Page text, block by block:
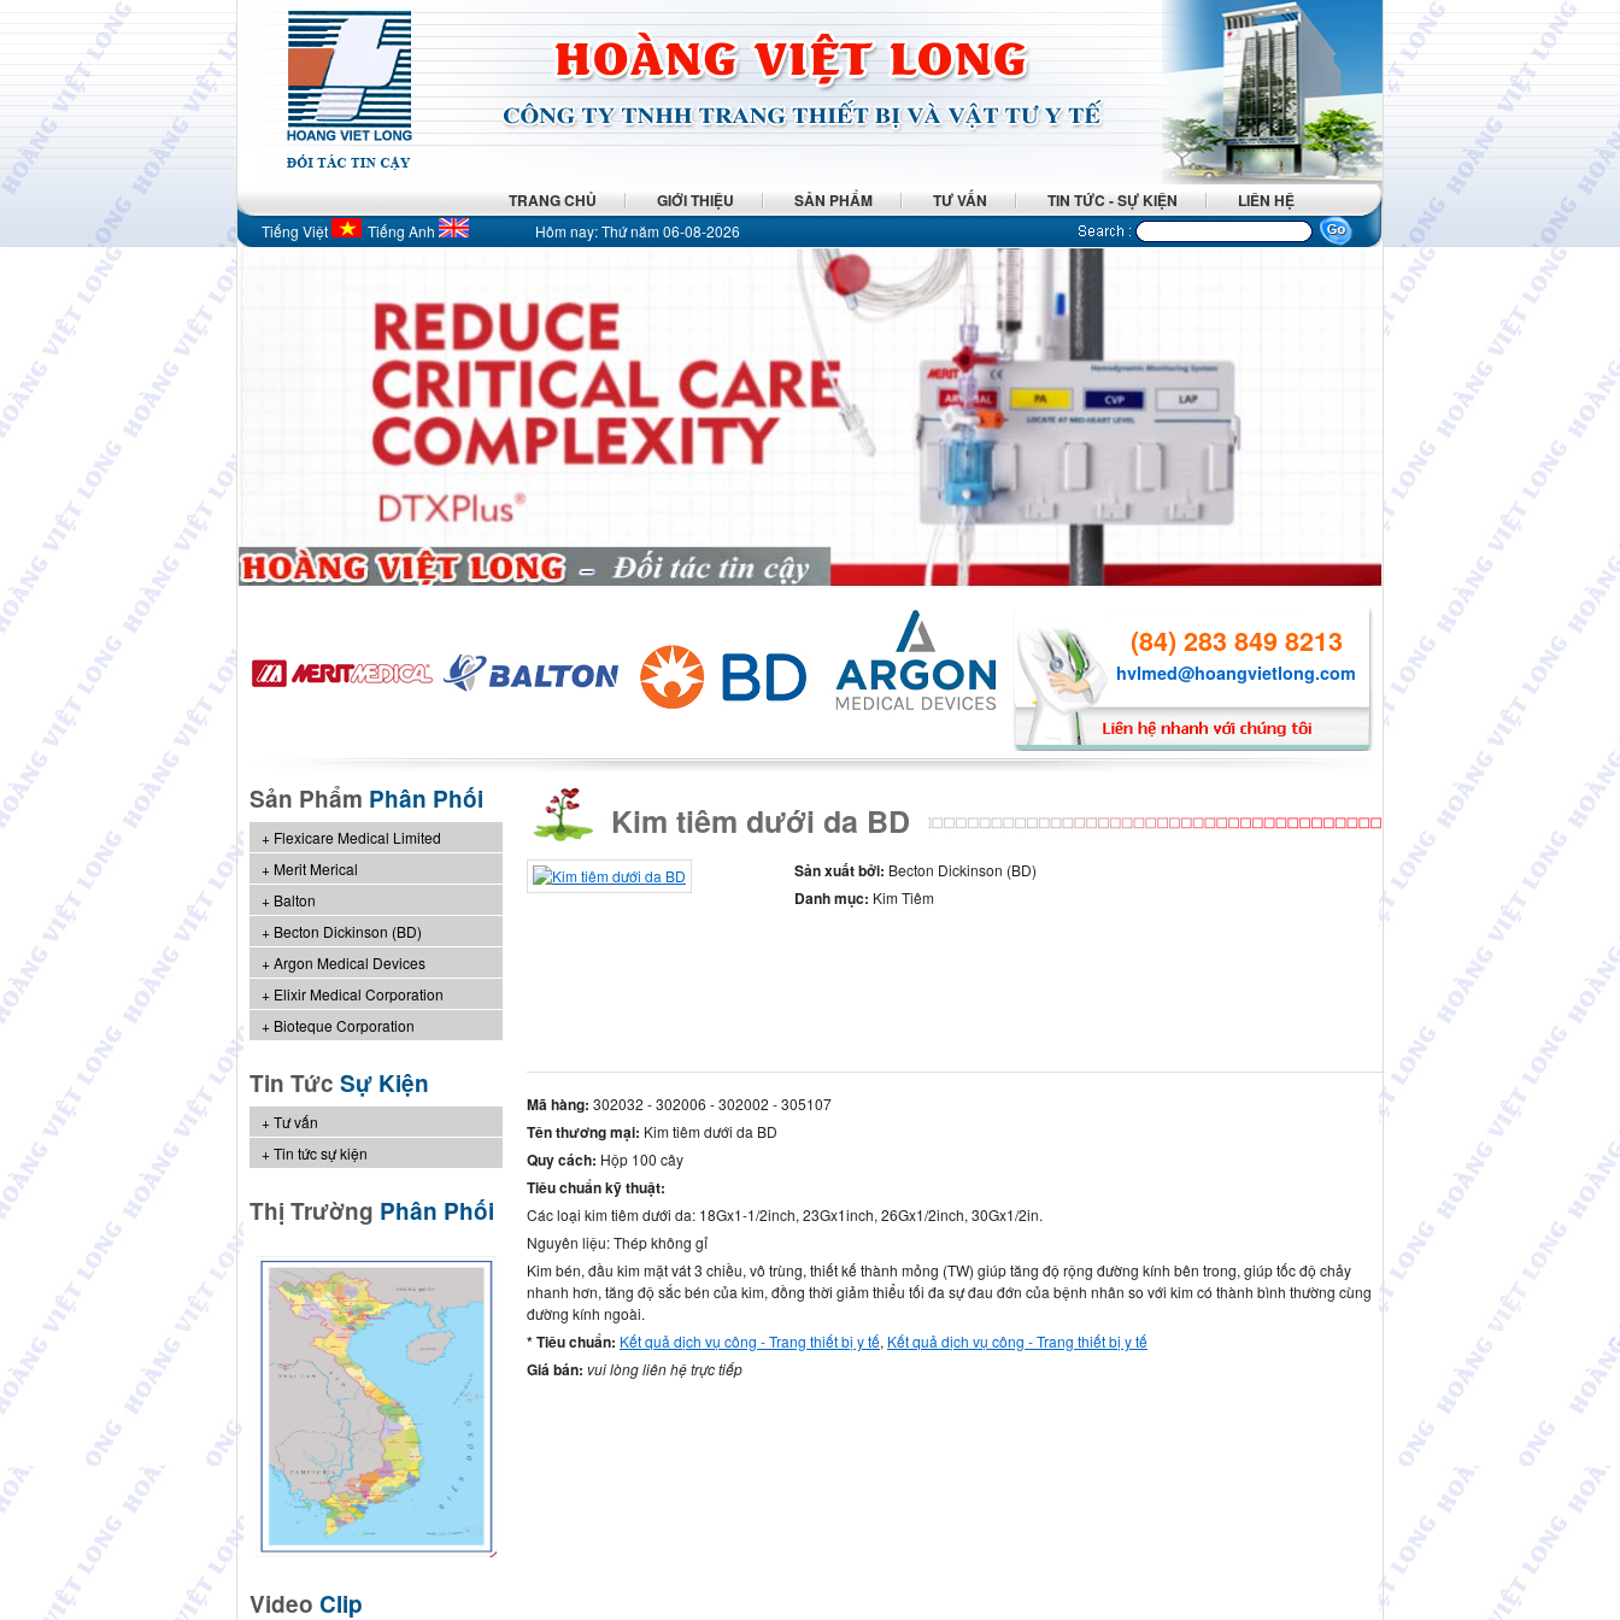
TRANG CHỦ GIỚI THIỆU SẢN PHẨM TƯ VẤN TIN TỨC - SỰ KIỆN LIÊN HỆ
Tiếng Việt Tiếng Anh Hôm nay:Thứ năm 06-08-2026
(84) 283 849 8213
hvlmed@hoangvietlong.com
Sản Phẩm Phân Phối
Flexicare Medical Limited
Merit Merical
Balton
Becton Dickinson (BD)
Argon Medical Devices
Elixir Medical Corporation
Bioteque Corporation
Tin Tức Sự Kiện
Tư vấn
Tin tức sự kiện
Thị Trường Phân Phối
Video Clip
Kim tiêm dưới da BD
Sản xuất bởi: Becton Dickinson (BD)
Danh mục: Kim Tiêm
Mã hàng: 302032 - 302006 - 302002 - 305107
Tên thương mại: Kim tiêm dưới da BD
Quy cách: Hộp 100 cây
Tiêu chuẩn kỹ thuật:
Các loại kim tiêm dưới da: 18Gx1-1/2inch, 23Gx1inch, 26Gx1/2inch, 30Gx1/2in.
Nguyên liệu: Thép không gỉ
Kim bén, đầu kim mặt vát 3 chiều, vô trùng, thiết kế thành mỏng (TW) giúp tăng độ rộng đường kính bên trong, giúp tốc độ chảy
nhanh hơn, tăng độ sắc bén của kim, đồng thời giảm thiểu tối đa sự đau đớn của bệnh nhân so với kim có thành bình thường cùng
đường kính ngoài.
* Tiêu chuẩn: Kết quả dịch vụ công - Trang thiết bị y tế, Kết quả dịch vụ công - Trang thiết bị y tế
Giá bán: vui lòng liên hệ trực tiếp